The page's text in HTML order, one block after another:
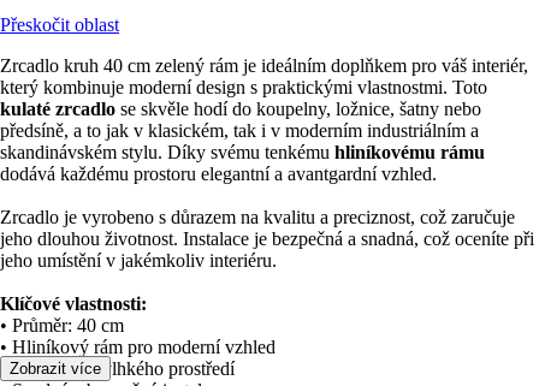
Přeskočit oblast
Zrcadlo kruh 40 cm zelený rám je ideálním doplňkem pro váš interiér,
který kombinuje moderní design s praktickými vlastnostmi. Toto
kulaté zrcadlo se skvěle hodí do koupelny, ložnice, šatny nebo
předsíně, a to jak v klasickém, tak i v moderním industriálním a
skandinávském stylu. Díky svému tenkému hliníkovému rámu
dodává každému prostoru elegantní a avantgardní vzhled.
Zrcadlo je vyrobeno s důrazem na kvalitu a preciznost, což zaručuje
jeho dlouhou životnost. Instalace je bezpečná a snadná, což oceníte při
jeho umístění v jakémkoliv interiéru.
Klíčové vlastnosti:
• Průměr: 40 cm
• Hliníkový rám pro moderní vzhled
• Vhodné do vlhkého prostředí
Zobrazit více